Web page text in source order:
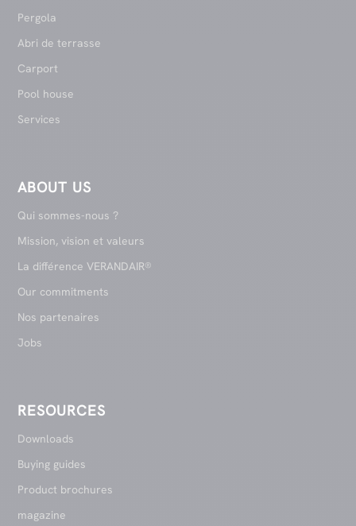
Pergola
Abri de terrasse
Carport
Pool house
Services
ABOUT US
Qui sommes-nous ?
Mission, vision et valeurs
La différence VERANDAIR®
Our commitments
Nos partenaires
Jobs
RESOURCES
Downloads
Buying guides
Product brochures
magazine